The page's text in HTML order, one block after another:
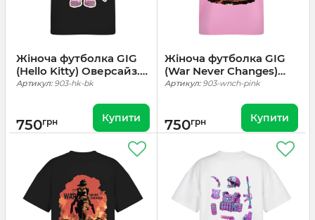
Жіноча футболка GIG
(Hello Kitty) Оверсайз.
Чорний
Артикул:903-hk-bk
750грн Купити
Жіноча футболка GIG
(War Never Changes)
Оверсайз. Рожевий
Артикул:903-wnch-pink
750грн Купити